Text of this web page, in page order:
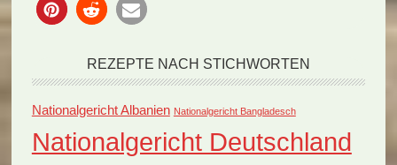
REZEPTE NACH STICHWORTEN
Nationalgericht Albanien Nationalgericht Bangladesch
Nationalgericht Deutschland